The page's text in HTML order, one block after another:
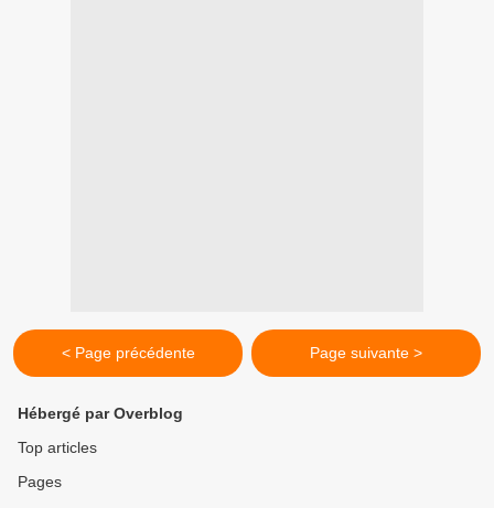
< Page précédente Page suivante >
Hébergé par Overblog
Top articles
Pages